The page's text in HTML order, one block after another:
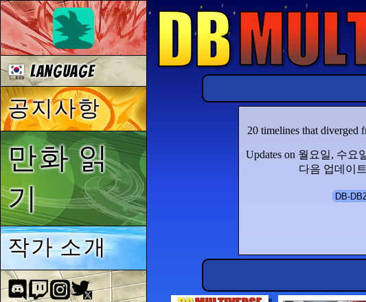
20 timelines that diverged
Updates on 월요일, 수요
다음 업데이
DB-
Language
공지사항
만화 읽
기
작가 소개